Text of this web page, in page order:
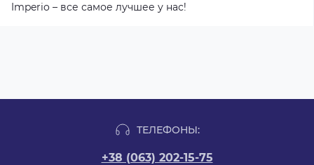
Imperio – все самое лучшее у нас!
ТЕЛЕФОНЫ:
+38 (063) 202-15-75